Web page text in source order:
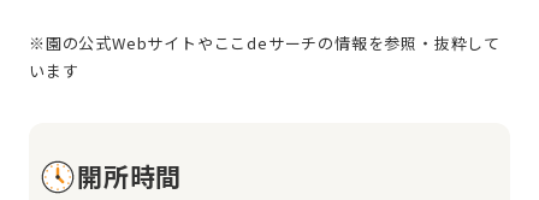
※園の公式Webサイトやここdeサーチの情報を参照・抜粋して
開所時間